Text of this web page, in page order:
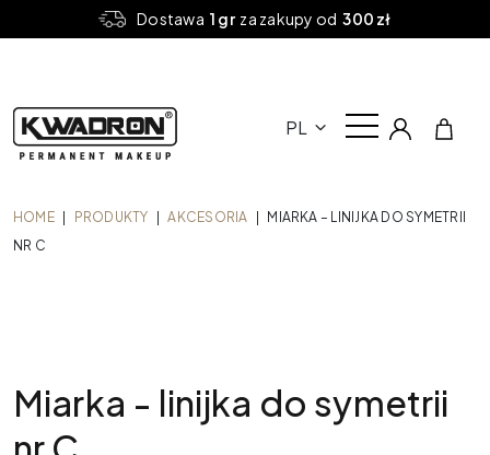
Dostawa 1 grza zakupy od 300 zł
PL
HOME PRODUKTY AKCESORIA
MIARKA – LINIJKA DO SYMETRII
NR C
Miarka - linijka do symetrii